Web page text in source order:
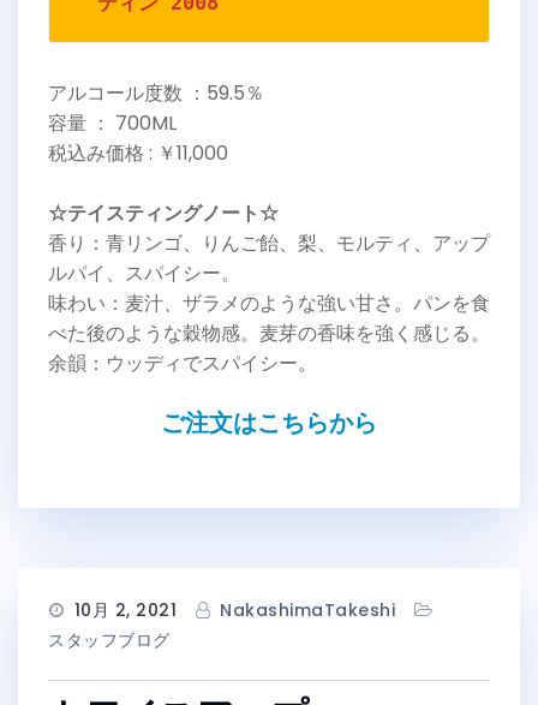
アルコール度数 ：59.5％
容量 ： 700ML
税込み価格 : ￥11,000
☆テイスティングノート☆
香り：青リンゴ、りんご飴、梨、モルティ、アップ
ルパイ、スパイシー。
味わい：麦汁、ザラメのような強い甘さ。パンを食
べた後のような穀物感。麦芽の香味を強く感じる。
余韻：ウッディでスパイシー。
ご注文はこちらから
10月 2, 2021
NakashimaTakeshi
スタッフブログ